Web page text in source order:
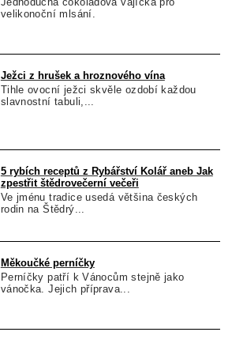
velikonoční mlsání.
Ježci z hrušek a hroznového vína
Tihle ovocní ježci skvěle ozdobí každou
slavnostní tabuli,...
5 rybích receptů z Rybářství Kolář aneb Jak
zpestřit štědrovečerní večeři
Ve jménu tradice usedá většina českých
rodin na Štědrý...
Měkoučké perníčky
Perníčky patří k Vánocům stejně jako
vánočka. Jejich příprava...